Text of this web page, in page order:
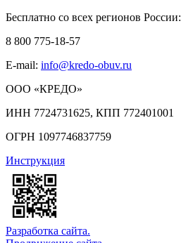
Бесплатно со всех регионов России:
8 800 775-18-57
E-mail: info@kredo-obuv.ru
ООО «КРЕДО»
ИНН 7724731625, КПП 772401001
ОГРН 1097746837759
Инструкция
Разработка сайта.